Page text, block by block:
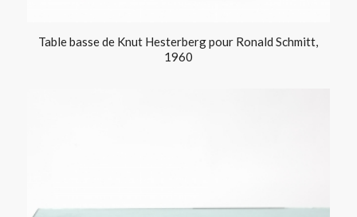
Table basse de Knut Hesterberg pour Ronald Schmitt,
1960